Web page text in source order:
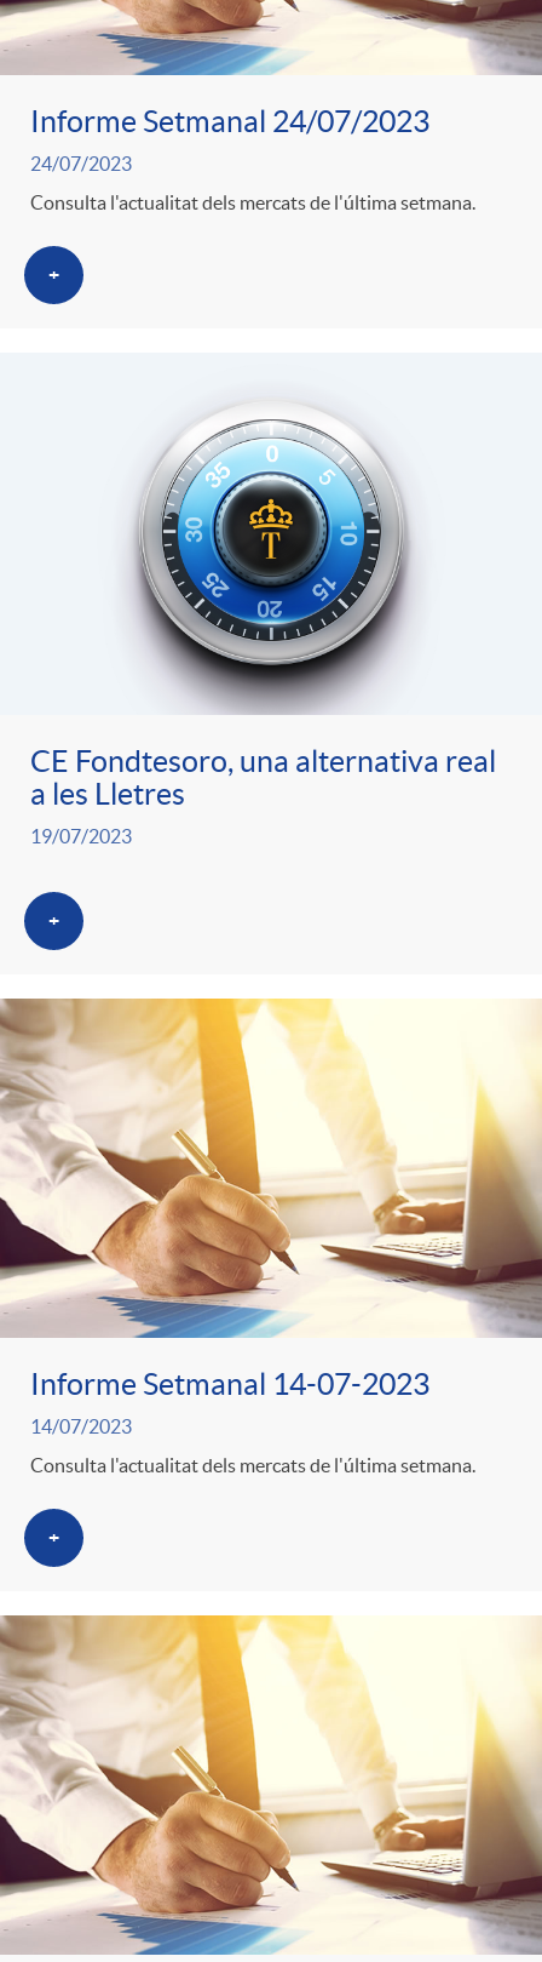
Informe Setmanal 24/07/2023
24/07/2023
Consulta l'actualitat dels mercats de l'última setmana.
+
CE Fondtesoro, una alternativa real
a les Lletres
19/07/2023
+
Informe Setmanal 14-07-2023
14/07/2023
Consulta l'actualitat dels mercats de l'última setmana.
+